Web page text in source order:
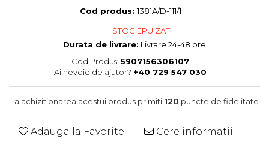
Cod produs:1381A/D-111/1
STOC EPUIZAT
Durata de livrare: Livrare 24-48 ore
Cod Produs: 5907156306107
Ai nevoie de ajutor? +40 729 547 030
La achizitionarea acestui produs primiti 120 puncte de fidelitate
Adauga la Favorite Cere informatii